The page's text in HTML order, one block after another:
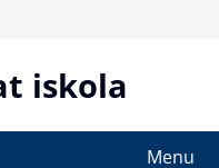
iskola
Menu